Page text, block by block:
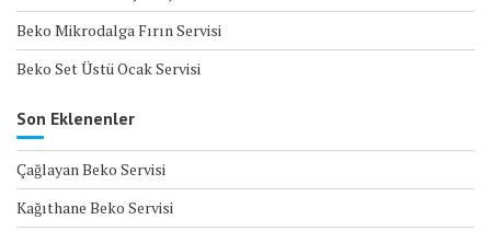
Beko Mikrodalga Fırın Servisi
Beko Set Üstü Ocak Servisi
Son Eklenenler
Çağlayan Beko Servisi
Kağıthane Beko Servisi